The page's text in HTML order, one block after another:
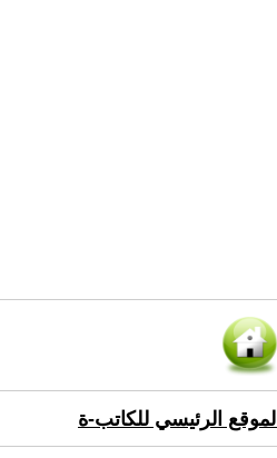
الموقع الرئيسي للكاتب-ة